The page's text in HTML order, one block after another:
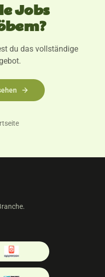
Jobs
du das vollständige